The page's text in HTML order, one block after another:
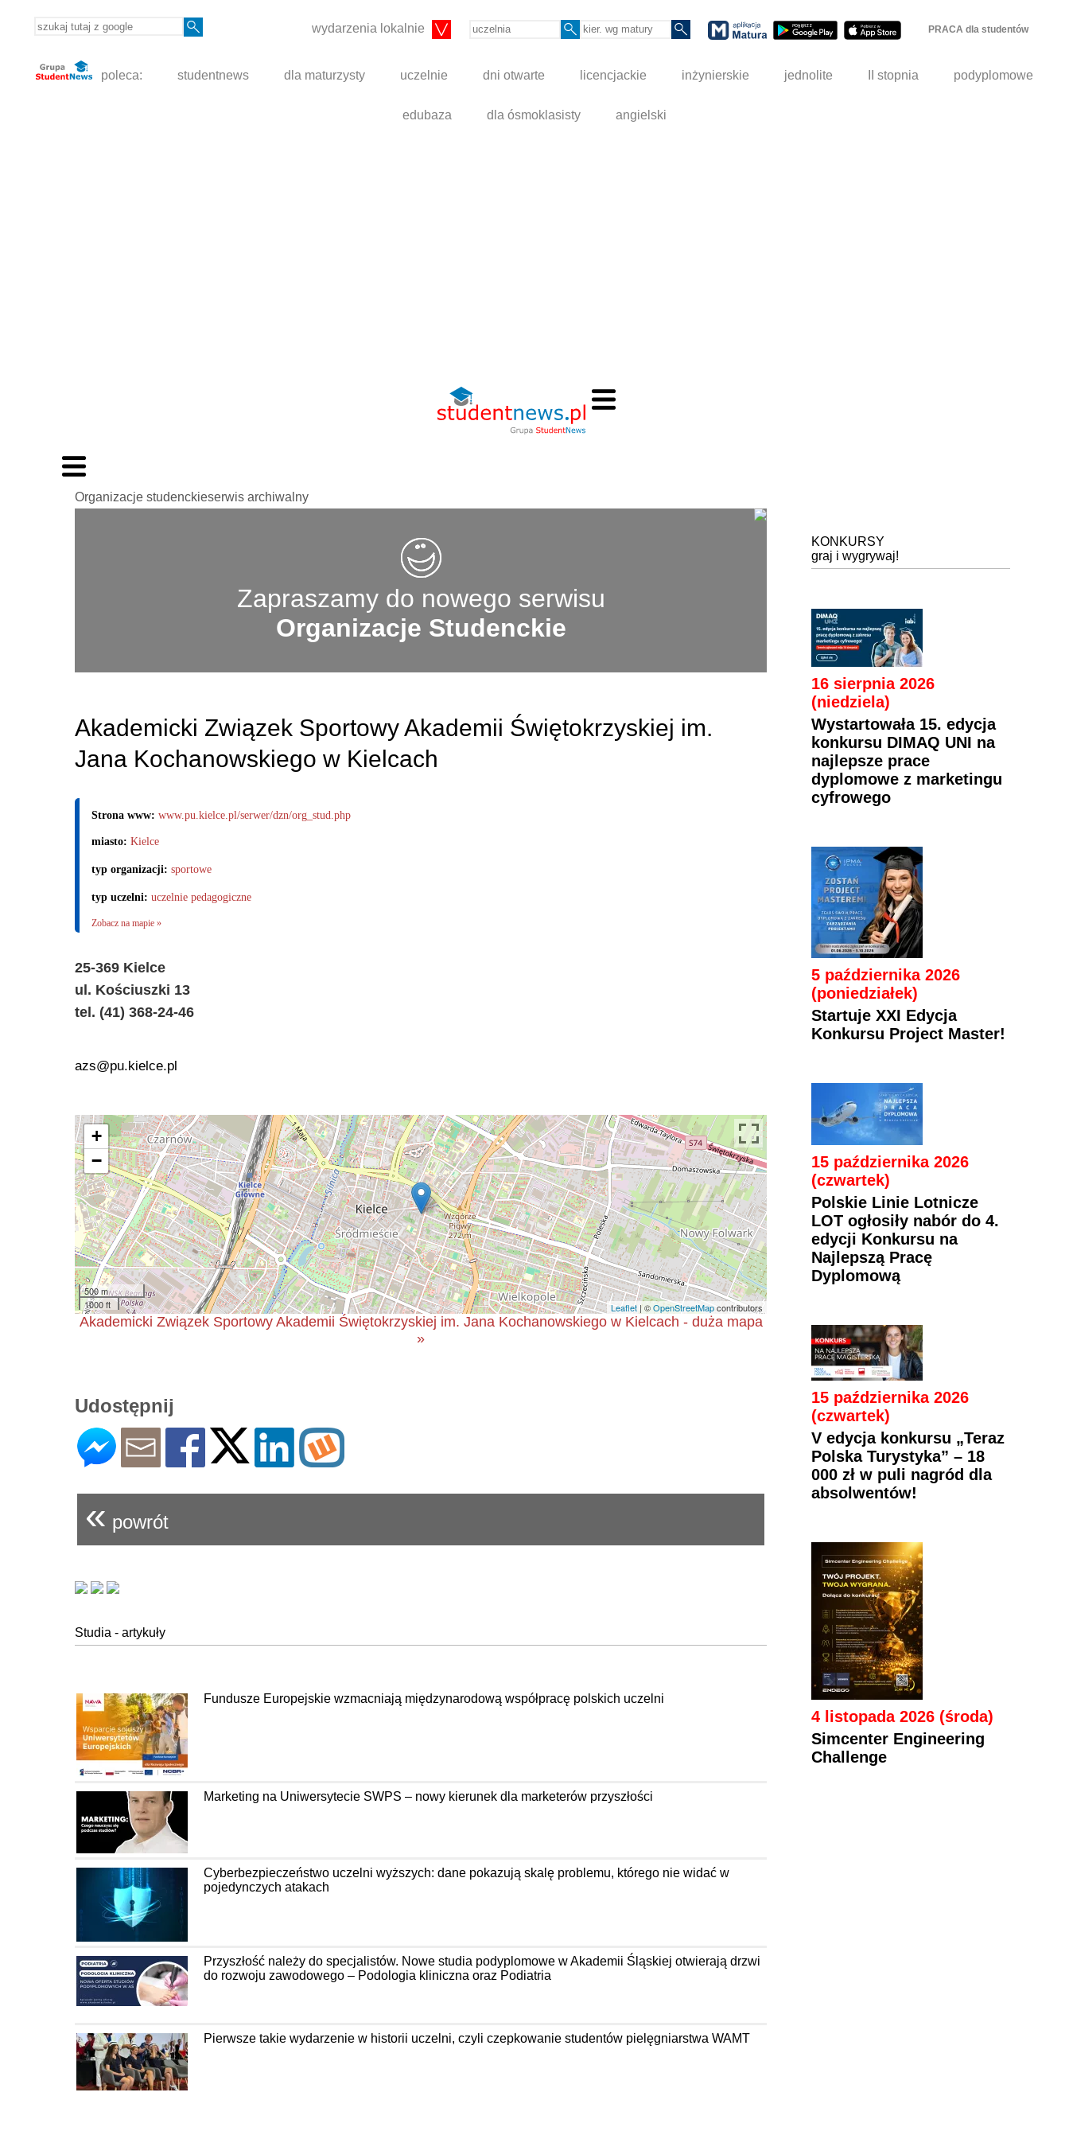
wydarzenia lokalnie PRACA dla studentów
poleca: studentnews dla maturzysty uczelnie dni otwarte licencjackie inżynierskie jednolite II stopnia podyplomowe
edubaza dla ósmoklasisty angielski
Organizacje studenckieserwis archiwalny
Zapraszamy do nowego serwisu
Organizacje Studenckie
Akademicki Związek Sportowy Akademii Świętokrzyskiej im.
Jana Kochanowskiego w Kielcach
Strona www: www.pu.kielce.pl/serwer/dzn/org_stud.php
miasto: Kielce
typ organizacji: sportowe
typ uczelni: uczelnie pedagogiczne
Zobacz na mapie »
25-369 Kielce
ul. Kościuszki 13
tel. (41) 368-24-46
azs@pu.kielce.pl
+
−
500 m
1000 ft
Leaflet | ©OpenStreetMapcontributors
Akademicki Związek Sportowy Akademii Świętokrzyskiej im. Jana Kochanowskiego w Kielcach - duża mapa
»
Udostępnij
« powrót
Studia - artykuły
Fundusze Europejskie wzmacniają międzynarodową współpracę polskich uczelni
Marketing na Uniwersytecie SWPS – nowy kierunek dla marketerów przyszłości
Cyberbezpieczeństwo uczelni wyższych: dane pokazują skalę problemu, którego nie widać w
pojedynczych atakach
Przyszłość należy do specjalistów. Nowe studia podyplomowe w Akademii Śląskiej otwierają drzwi
do rozwoju zawodowego – Podologia kliniczna oraz Podiatria
Pierwsze takie wydarzenie w historii uczelni, czyli czepkowanie studentów pielęgniarstwa WAMT
KONKURSY
graj i wygrywaj!
16 sierpnia 2026
(niedziela)
Wystartowała 15. edycja
konkursu DIMAQ UNI na
najlepsze prace
dyplomowe z marketingu
cyfrowego
5 października 2026
(poniedziałek)
Startuje XXI Edycja
Konkursu Project Master!
15 października 2026
(czwartek)
Polskie Linie Lotnicze
LOT ogłosiły nabór do 4.
edycji Konkursu na
Najlepszą Pracę
Dyplomową
15 października 2026
(czwartek)
V edycja konkursu „Teraz
Polska Turystyka” – 18
000 zł w puli nagród dla
absolwentów!
4 listopada 2026 (środa)
Simcenter Engineering
Challenge